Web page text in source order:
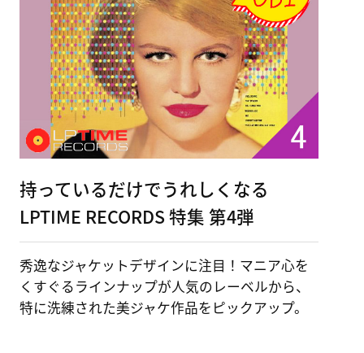
持っているだけでうれしくなる
LPTIME RECORDS 特集 第4弾
秀逸なジャケットデザインに注目！マニア心を
くすぐるラインナップが人気のレーベルから、
特に洗練された美ジャケ作品をピックアップ。